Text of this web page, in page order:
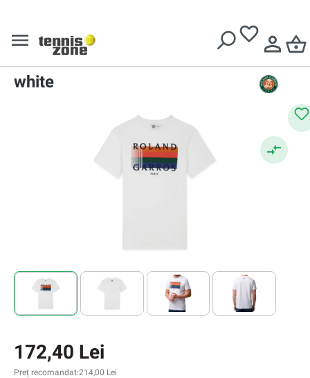
Tricouri bărbați
Roland Garros Color Lines -
white
172,40 Lei
Preț recomandat:214,00 Lei